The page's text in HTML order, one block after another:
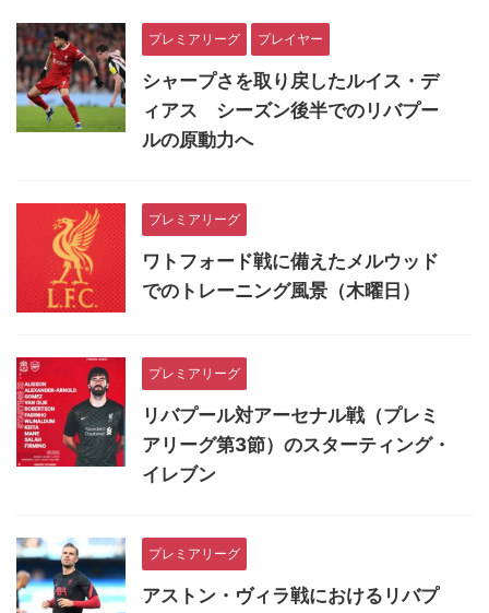
プレミアリーグ プレイヤー
シャープさを取り戻したルイス・デ
ィアス シーズン後半でのリバプー
ルの原動力へ
プレミアリーグ
ワトフォード戦に備えたメルウッド
でのトレーニング風景（木曜日）
プレミアリーグ
リバプール対アーセナル戦（プレミ
アリーグ第3節）のスターティング・
イレブン
プレミアリーグ
アストン・ヴィラ戦におけるリバプ